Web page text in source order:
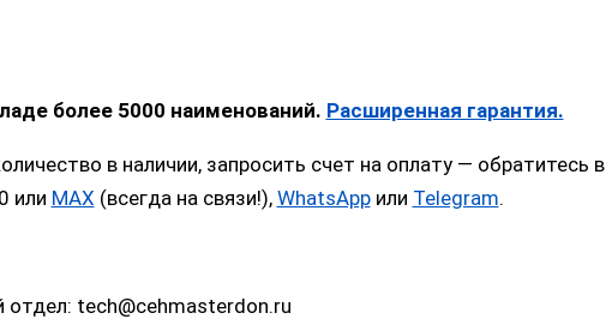
более 5000 наименований. Расширенная гарантия.
в наличии, запросить счет на оплату —
или MAX (всегда на связи!), WhatsAppили Telegram.
отдел: tech@cehmasterdon.ru